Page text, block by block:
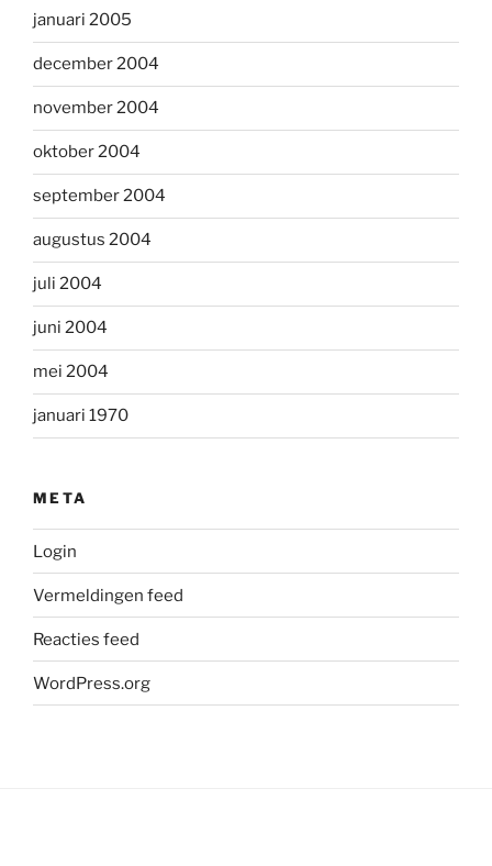
januari 2005
december 2004
november 2004
oktober 2004
september 2004
augustus 2004
juli 2004
juni 2004
mei 2004
januari 1970
META
Login
Vermeldingen feed
Reacties feed
WordPress.org